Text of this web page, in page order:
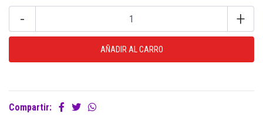
- +
Compartir: